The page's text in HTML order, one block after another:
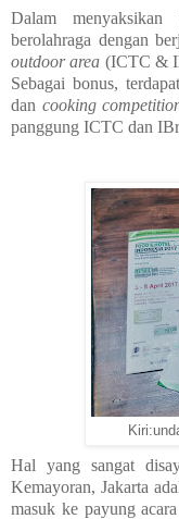
Dalam menyaksikan
berolahraga dengan
outdoor area (ICTC &
Sebagai bonus,
dan cooking
panggung ICTC dan
Hal yang sangat
Kemayoran, Jakarta
masuk ke payung